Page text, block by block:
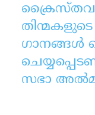
ക്രൈസ്തവ
ഗാനങ്ങൾ
സഭാ